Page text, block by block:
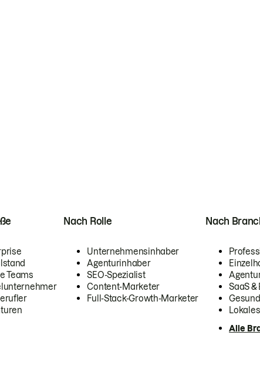
Teams
Nach Rolle
Unternehmensinhaber
Agenturinhaber
SEO-Spezialist
Content-Marketer
Full-Stack-Growth-Marketer
Nach
SaaS &
Alle